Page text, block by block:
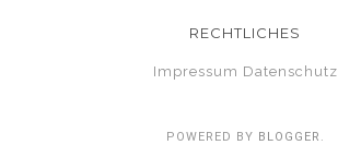
RECHTLICHES
Impressum Datenschutz
POWERED BY BLOGGER .